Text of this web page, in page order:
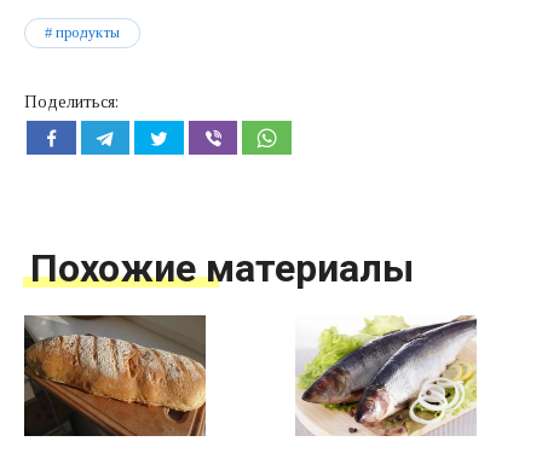
продукты
Поделиться:
Похожие материалы